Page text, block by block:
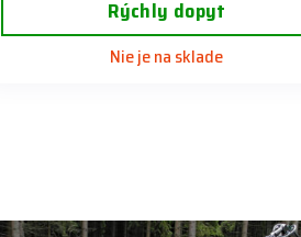
Rýchly dopyt
Nie je na sklade